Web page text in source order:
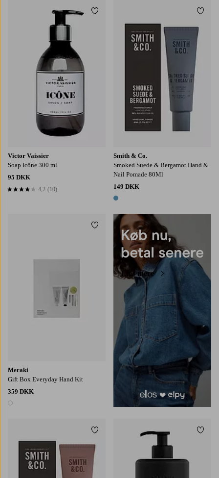
Victor Vaissier
Soap Icône 300 ml
95 DKK
4,2 baseret på 10 bedømmelser
4,2 (10)
Tilføj til favoritter
Smith & Co.
Smoked Suede & Bergamot Hand &
Nail Pomade 80Ml
149 DKK
1 farve
Meraki
Gift Box Everyday Hand Kit
359 DKK
1 farve
Tilføj til favoritter
Læs mere
Tilføj til favoritter